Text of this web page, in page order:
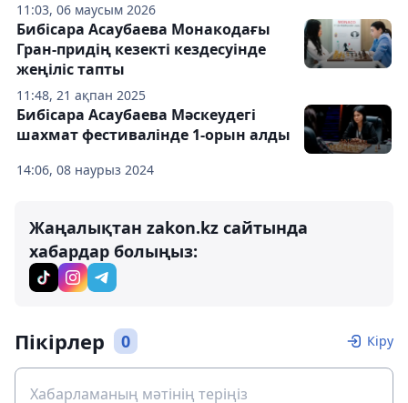
11:03, 06 маусым 2026
11:48, 21 ақпан 2025
Бибісара Асаубаева Монакодағы
Гран-придің кезекті кездесуінде
жеңіліс тапты
14:06, 08 наурыз 2024
Бибісара Асаубаева Мәскеудегі
шахмат фестивалінде 1-орын алды
Жаңалықтан zakon.kz сайтында
хабардар болыңыз:
Пікірлер 0 Кіру